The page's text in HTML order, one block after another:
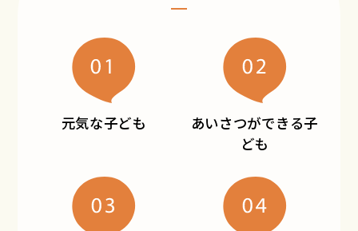
元気な子ども あいさつができる子
ども